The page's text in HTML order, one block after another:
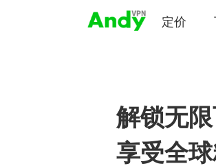
定价
解锁无限
享受全球